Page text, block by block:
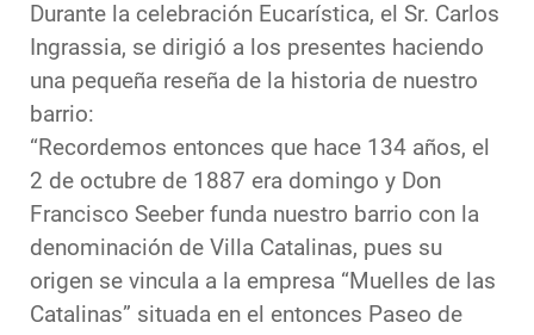
Durante la celebración Eucarística, el Sr. Carlos
Ingrassia, se dirigió a los presentes haciendo
una pequeña reseña de la historia de nuestro
barrio:
“Recordemos entonces que hace 134 años, el
2 de octubre de 1887 era domingo y Don
Francisco Seeber funda nuestro barrio con la
denominación de Villa Catalinas, pues su
origen se vincula a la empresa “Muelles de las
Catalinas” situada en el entonces Paseo de